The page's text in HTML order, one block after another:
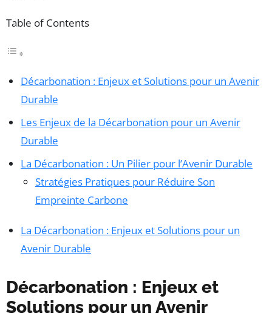
Table of Contents
Décarbonation : Enjeux et Solutions pour un Avenir
Durable
Les Enjeux de la Décarbonation pour un Avenir
Durable
La Décarbonation : Un Pilier pour l’Avenir Durable
Stratégies Pratiques pour Réduire Son
Empreinte Carbone
La Décarbonation : Enjeux et Solutions pour un
Avenir Durable
Décarbonation : Enjeux et
Solutions pour un Avenir